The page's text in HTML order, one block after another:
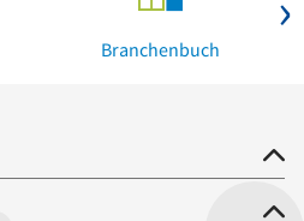
Branchenbuch